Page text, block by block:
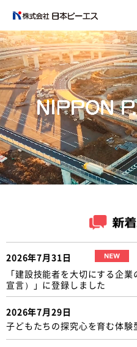
2026年7月31日
「建設技能者を大切にする企
宣言）」に登録しました
2026年7月29日
子どもたちの探究心を育む体